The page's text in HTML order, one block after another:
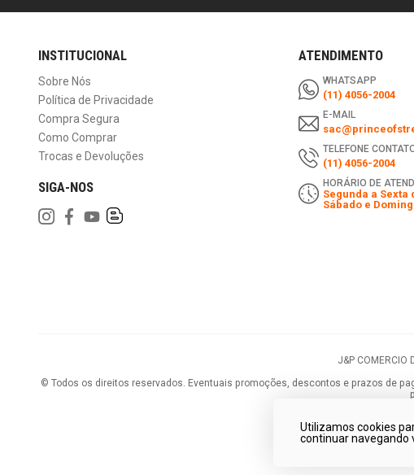
INSTITUCIONAL
Sobre Nós
Política de Privacidade
Compra Segura
Como Comprar
Trocas e Devoluções
SIGA-NOS
ATENDIMENTO
WHATSAPP
(11) 4056-2004
E-MAIL
TELEFONE
(11) 4056-2004
HORÁRIO DE
Segunda a Sexta
Sábado e
J&P COMERCIO
© Todos os direitos reservados. Eventuais promoções, descontos e prazos de
Utilizamos cookies
continuar navegando